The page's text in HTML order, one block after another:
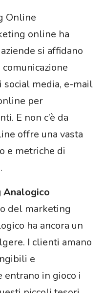
Online
online ha
si affidano
social media, e-mail
per
E non c’è da
offre una vasta
e metriche di
Analogico
del marketing
ha ancora un
I clienti amano
e
entrano in gioco i